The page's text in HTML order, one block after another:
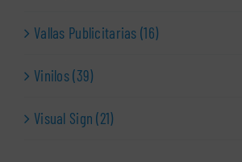
Vallas Publicitarias (16)
Vinilos (39)
Visual Sign (21)